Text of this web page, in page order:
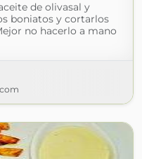
de olivasal y
boniatos y cortarlos
no hacerlo a mano